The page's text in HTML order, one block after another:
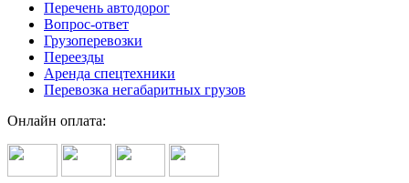
Перечень автодорог
Вопрос-ответ
Грузоперевозки
Переезды
Аренда спецтехники
Перевозка негабаритных грузов
Онлайн оплата: